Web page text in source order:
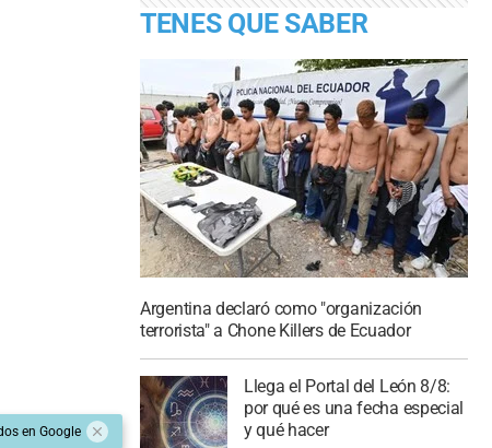
en Google
TENES QUE SABER
Argentina declaró como "organización
terrorista" a Chone Killers de Ecuador
Llega el Portal del León 8/8:
por qué es una fecha especial
y qué hacer